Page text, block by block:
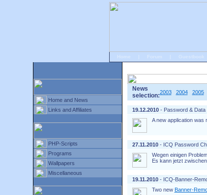
Home and News
Links and Affiliates
PHP-Scripts
Programs
Wallpapers
Miscellaneous
News
selection:2003 2004 2005
19.12.2010- Password & Data
A new application was
27.11.2010- ICQ Password
Wegen einigen
Es kann jetzt
19.11.2010- ICQ-Banner-
Two new Banner-